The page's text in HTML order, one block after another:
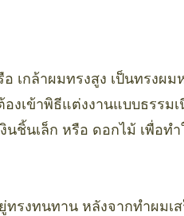
เกล้าผมทรงสูง เป็นทรงผ
งเข้าพิธีแต่งงานแบบธรรม
นชิ้นเล็ก หรือ ดอกไม้ เพื่อท
ทรงทนทาน หลังจากทำผมเ